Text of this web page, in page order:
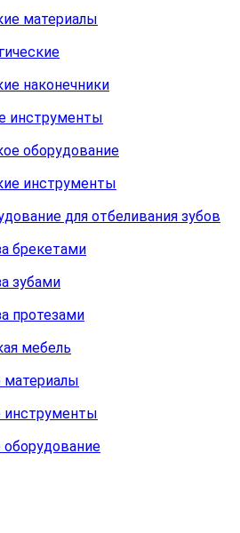
материалы
наконечники
инструменты
оборудование
инструменты
для отбеливания зубов
брекетами
зубами
протезами
мебель
материалы
инструменты
оборудование